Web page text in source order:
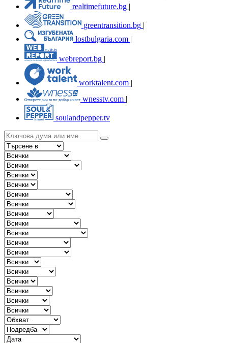
realtimefuture.bg |
greentransition.bg |
lostbulgaria.com |
webreport.bg
worktalent.com |
wnesstv.com |
soulandpepper.tv